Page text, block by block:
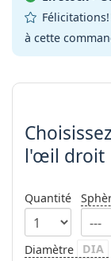
Persol
Prada
à cette
l'œil droit
Quantité
Diamètre DIA